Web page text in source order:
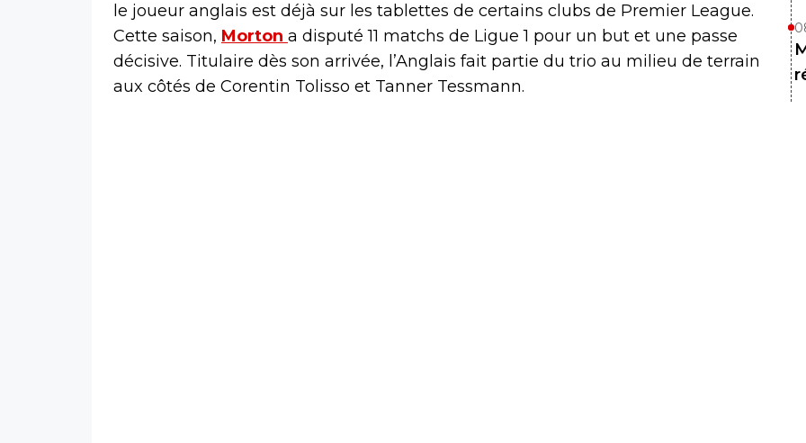
le joueur anglais est déjà sur les tablettes de certains clubs de Premier League.
Cette saison, Morton a disputé 11 matchs de Ligue 1 pour un but et une passe
décisive. Titulaire dès son arrivée, l’Anglais fait partie du trio au milieu de terrain
aux côtés de Corentin Tolisso et Tanner Tessmann.